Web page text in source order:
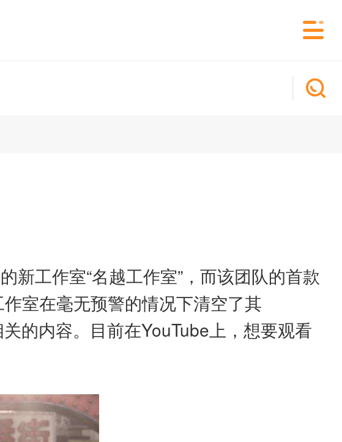
新工作室“名越工作室”，而该团队的首款
室在毫无预警的情况下清空了其
的内容。目前在YouTube上，想要观看